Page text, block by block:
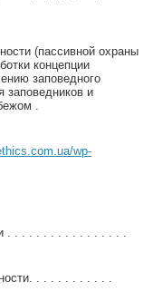
(пассивной охраны
концепции
заповедного
заповедников и
.
wp-
. . . . . . . . . . . . . . . . .
. . . . . . . . . . .